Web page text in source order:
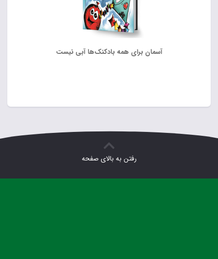
آسمان برای همه بادکنک‌ها آبی نیست
رفتن به بالای صفحه